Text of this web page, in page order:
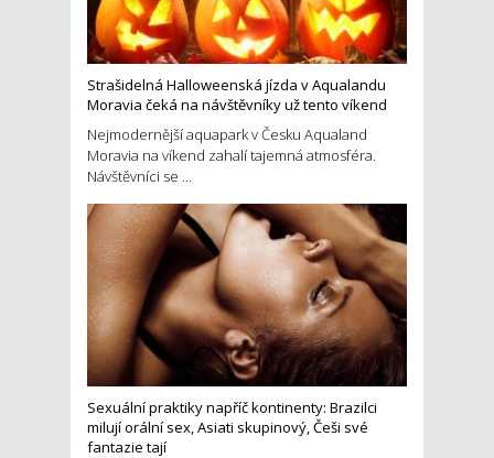
Strašidelná Halloweenská jízda v Aqualandu
Moravia čeká na návštěvníky už tento víkend
Nejmodernější aquapark v Česku Aqualand
Moravia na víkend zahalí tajemná atmosféra.
Návštěvníci se ...
Sexuální praktiky napříč kontinenty: Brazilci
milují orální sex, Asiati skupinový, Češi své
fantazie tají